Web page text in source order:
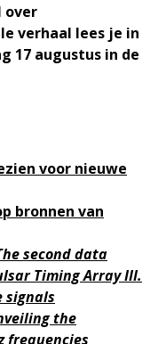
over
verhaal lees je in
17 augustus in de
voor nieuwe
bronnen van
second data
Timing Array III.
signals
the
frequencies